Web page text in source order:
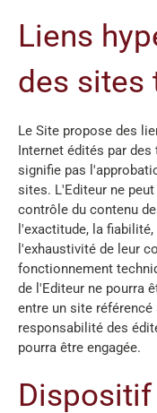
Liens
des sites
Le Site propose des
Internet édités par
signifie pas
sites. L'Editeur ne
contrôle du contenu
l'exactitude, la
l'exhaustivité de leur
fonctionnement
de l'Editeur ne pourra
entre un site
responsabilité des
pourra être engagée.